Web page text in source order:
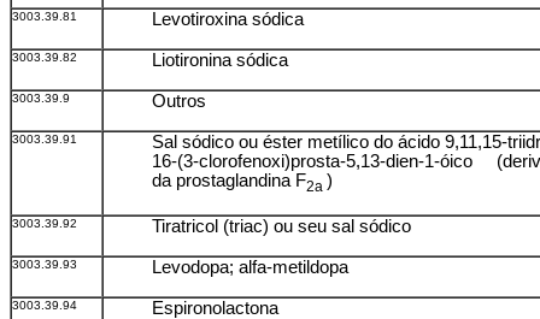
3003.39.81 Levotiroxina sódica
3003.39.82 Liotironina sódica
3003.39.9 Outros
3003.39.91
Sal sódico ou éster metílico do ácido 9,11,15-
16-(3-clorofenoxi)prosta-5,13-dien-1-óico
da prostaglandina F2a )
3003.39.92 Tiratricol (triac) ou seu sal sódico
3003.39.93 Levodopa; alfa-metildopa
3003.39.94 Espironolactona